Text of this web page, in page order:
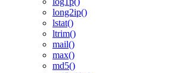
long2ip()
lstat()
ltrim()
mail()
max()
md5()